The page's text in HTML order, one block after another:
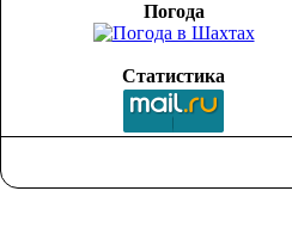
Погода
Статистика